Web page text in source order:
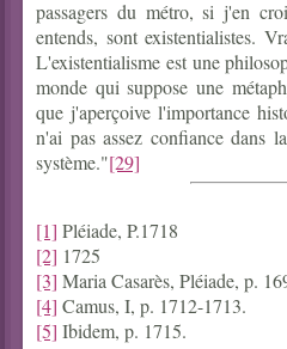
passagers du métro, si j'en
entends, sont existentialistes.
L'existentialisme est une
monde qui suppose une
que j'aperçoive l'importance
n'ai pas assez confiance dans
système."[29]
[1] Pléiade, P.1718
[2] 1725
[3] Maria Casarès, Pléiade, p.
[4] Camus, I, p. 1712-1713.
[5] Ibidem, p. 1715.